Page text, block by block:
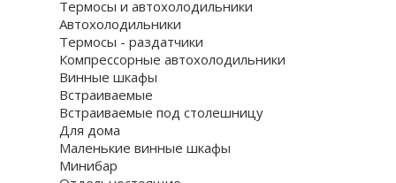
Термосы и автохолодильники
Автохолодильники
Термосы - раздатчики
Компрессорные автохолодильники
Винные шкафы
Встраиваемые
Встраиваемые под столешницу
Для дома
Маленькие винные шкафы
Минибар